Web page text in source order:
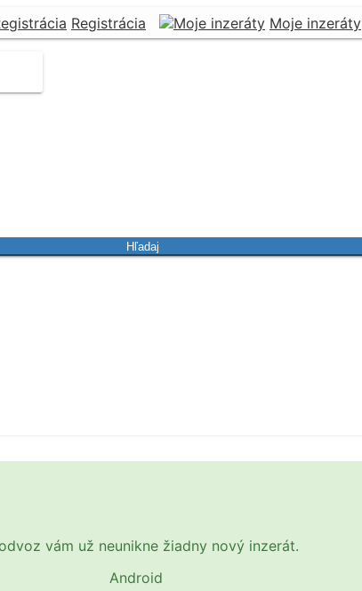
Registrácia Moje inzeráty
Hľadaj
vám už neunikne žiadny nový inzerát.
Android